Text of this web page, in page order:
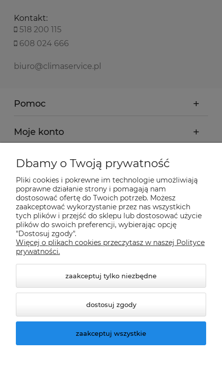
Kontakt:
518 200 115
608 024 666
biuro@climaservice.pl
Pomoc
Moje konto
Płatności i dostawa
Informacje
O nas
Nasze sklepy Allegro
© 2026 climatools.pl. Wszelkie prawa zastrzeżone.
Dbamy o Twoją prywatność
Pliki cookies i pokrewne im technologie umożliwiają
poprawne działanie strony i pomagają nam
dostosować ofertę do Twoich potrzeb. Możesz
zaakceptować wykorzystanie przez nas wszystkich
tych plików i przejść do sklepu lub dostosować użycie
plików do swoich preferencji, wybierając opcję
"Dostosuj zgody".
Więcej o plikach cookies przeczytasz w naszej Polityce
prywatności.
zaakceptuj tylko niezbędne
dostosuj zgody
zaakceptuj wszystkie